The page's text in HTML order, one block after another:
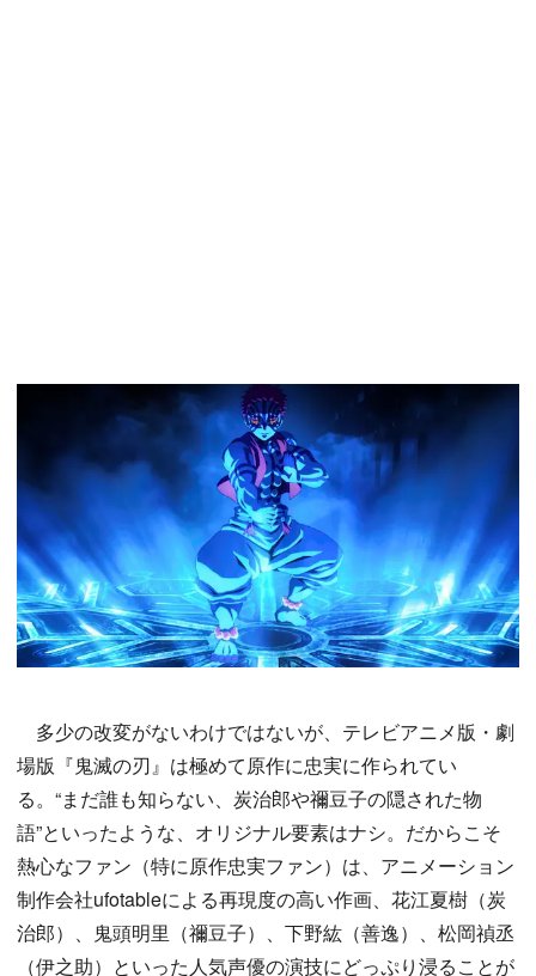
多少の改変がないわけではないが、テレビアニメ版・劇
場版『鬼滅の刃』は極めて原作に忠実に作られてい
る。“まだ誰も知らない、炭治郎や禰󠄀豆子の隠された物
語”といったような、オリジナル要素はナシ。だからこそ
熱心なファン（特に原作忠実ファン）は、アニメーション
制作会社ufotableによる再現度の高い作画、花江夏樹（炭
治郎）、鬼頭明里（禰豆子）、下野紘（善逸）、松岡禎丞
（伊之助）といった人気声優の演技にどっぷり浸ることが